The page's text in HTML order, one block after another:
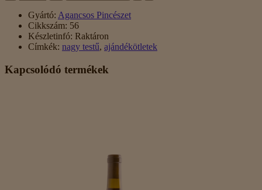
Gyártó: Agancsos Pincészet
Cikkszám: 56
Készletinfó: Raktáron
Címkék: nagy testű, ajándékötletek
Kapcsolódó termékek